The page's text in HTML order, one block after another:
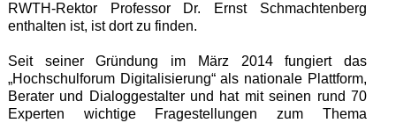
RWTH-Rektor Professor Dr. Ernst Schmachtenberg
enthalten ist, ist dort zu finden.
Seit seiner Gründung im März 2014 fungiert das
„Hochschulforum Digitalisierung“ als nationale Plattform,
Berater und Dialoggestalter und hat mit seinen rund 70
Experten wichtige Fragestellungen zum Thema